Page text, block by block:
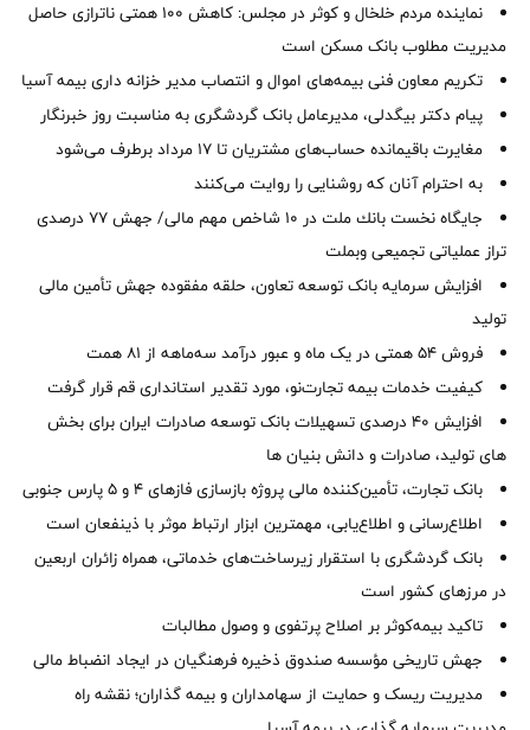
نماینده مردم خلخال و کوثر در مجلس: کاهش ۱۰۰ همتی ناترازی حاصل
مدیریت مطلوب بانک مسکن است
تکریم معاون فنی بیمه‌های اموال و انتصاب مدیر خزانه داری بیمه آسیا
پیام دکتر بیگدلی، مدیرعامل بانک گردشگری به مناسبت روز خبرنگار
مغایرت‌ باقیمانده حساب‌های مشتریان تا ۱۷ مرداد برطرف می‌شود
به احترام آنان که روشنایی را روایت می‌کنند
جایگاه نخست بانك ملت در 10 شاخص مهم مالی/ جهش 77 درصدی
تراز عملیاتی تجمیعی وبملت
افزایش سرمایه بانک توسعه تعاون، حلقه مفقوده جهش تأمین مالی
تولید
فروش 54 همتی در یک ماه و عبور درآمد سه‌ماهه از 81 همت
کیفیت خدمات بیمه تجارت‌نو، مورد تقدیر استانداری قم قرار گرفت
افزایش 40 درصدی تسهیلات بانک توسعه صادرات ایران برای بخش
های تولید، صادرات و دانش بنیان ها
بانک تجارت، تأمین‌کننده مالی پروژه بازسازی فازهای ۴ و ۵ پارس جنوبی
اطلاع‌رسانی و اطلاع‌یابی، مهمترین ابزار ارتباط موثر با ذینفعان است
بانک گردشگری با استقرار زیرساخت‌های خدماتی، همراه زائران اربعین
در مرزهای کشور است
تاکید بیمه‌کوثر بر اصلاح پرتفوی و وصول مطالبات ‌
جهش تاریخی مؤسسه صندوق ذخیره فرهنگیان در ایجاد انضباط مالی
مدیریت ریسک و حمایت از سهامداران و بیمه گذاران؛ نقشه راه